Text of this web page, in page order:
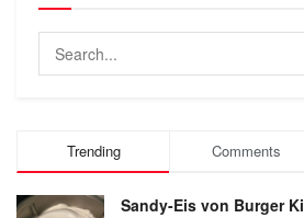
Trending Comments
Sandy-Eis von Burger